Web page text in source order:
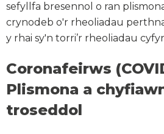
sefyllfa bresennol o ran
crynodeb o'r rheoliadau
y rhai sy'n torri’r rheoliadau
Coronafeirws
Plismona a
troseddol